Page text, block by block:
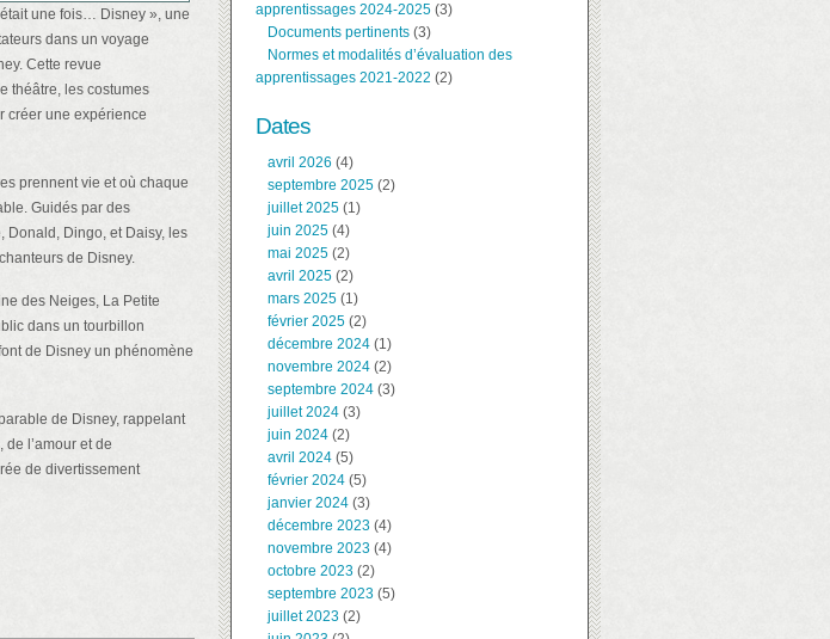
une fois… Disney », une
dans un voyage
Cette revue
théâtre, les costumes
créer une expérience
prennent vie et où chaque
Guidés par des
Donald, Dingo, et Daisy, les
de Disney.
des Neiges, La Petite
dans un tourbillon
de Disney un phénomène
de Disney, rappelant
l’amour et de
de divertissement
apprentissages 2024-2025 (3)
Documents pertinents (3)
Normes et modalités d’évaluation des
apprentissages 2021-2022 (2)
Dates
avril 2026 (4)
septembre 2025 (2)
juillet 2025 (1)
juin 2025 (4)
mai 2025 (2)
avril 2025 (2)
mars 2025 (1)
février 2025 (2)
décembre 2024 (1)
novembre 2024 (2)
septembre 2024 (3)
juillet 2024 (3)
juin 2024 (2)
avril 2024 (5)
février 2024 (5)
janvier 2024 (3)
décembre 2023 (4)
novembre 2023 (4)
octobre 2023 (2)
septembre 2023 (5)
juillet 2023 (2)